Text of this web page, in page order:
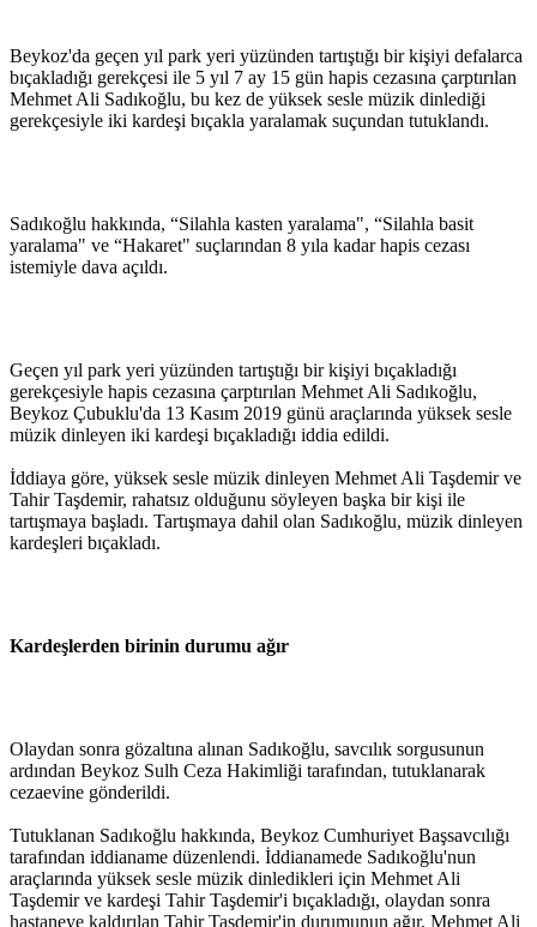
Beykoz'da geçen yıl park yeri yüzünden tartıştığı bir kişiyi defalarca
bıçakladığı gerekçesi ile 5 yıl 7 ay 15 gün hapis cezasına çarptırılan
Mehmet Ali Sadıkoğlu, bu kez de yüksek sesle müzik dinlediği
gerekçesiyle iki kardeşi bıçakla yaralamak suçundan tutuklandı.
Sadıkoğlu hakkında, “Silahla kasten yaralama", “Silahla basit
yaralama" ve “Hakaret" suçlarından 8 yıla kadar hapis cezası
istemiyle dava açıldı.
Geçen yıl park yeri yüzünden tartıştığı bir kişiyi bıçakladığı
gerekçesiyle hapis cezasına çarptırılan Mehmet Ali Sadıkoğlu,
Beykoz Çubuklu'da 13 Kasım 2019 günü araçlarında yüksek sesle
müzik dinleyen iki kardeşi bıçakladığı iddia edildi.
İddiaya göre, yüksek sesle müzik dinleyen Mehmet Ali Taşdemir ve
Tahir Taşdemir, rahatsız olduğunu söyleyen başka bir kişi ile
tartışmaya başladı. Tartışmaya dahil olan Sadıkoğlu, müzik dinleyen
kardeşleri bıçakladı.
Kardeşlerden birinin durumu ağır
Olaydan sonra gözaltına alınan Sadıkoğlu, savcılık sorgusunun
ardından Beykoz Sulh Ceza Hakimliği tarafından, tutuklanarak
cezaevine gönderildi.
Tutuklanan Sadıkoğlu hakkında, Beykoz Cumhuriyet Başsavcılığı
tarafından iddianame düzenlendi. İddianamede Sadıkoğlu'nun
araçlarında yüksek sesle müzik dinledikleri için Mehmet Ali
Taşdemir ve kardeşi Tahir Taşdemir'i bıçakladığı, olaydan sonra
hastaneye kaldırılan Tahir Taşdemir'in durumunun ağır, Mehmet Ali